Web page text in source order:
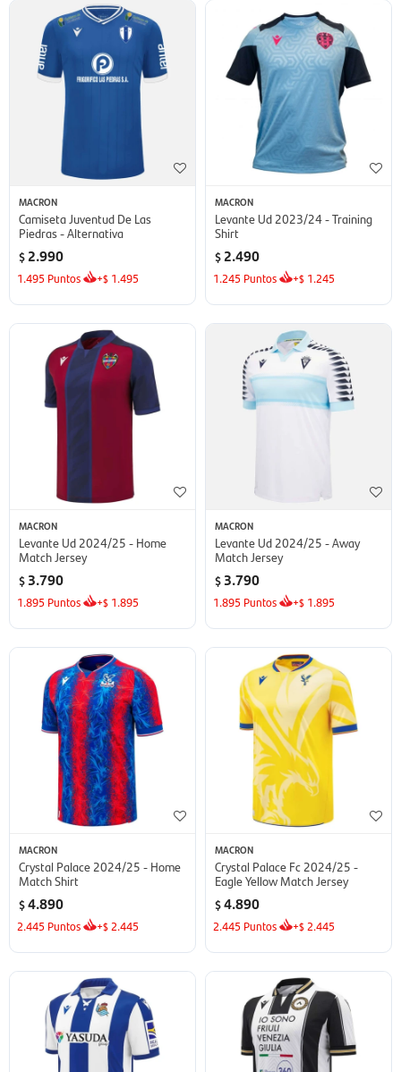
MACRON
Camiseta Juventud De Las
Piedras - Alternativa
$ 2.990
1.495 Puntos +$ 1.495
MACRON
Levante Ud 2023/24 - Training
Shirt
$ 2.490
1.245 Puntos +$ 1.245
MACRON
Levante Ud 2024/25 - Home
Match Jersey
$ 3.790
1.895 Puntos +$ 1.895
MACRON
Levante Ud 2024/25 - Away
Match Jersey
$ 3.790
1.895 Puntos +$ 1.895
MACRON
Crystal Palace 2024/25 - Home
Match Shirt
$4.890
2.445 Puntos +$ 2.445
MACRON
Crystal Palace Fc 2024/25 -
Eagle Yellow Match Jersey
$4.890
2.445 Puntos +$ 2.445